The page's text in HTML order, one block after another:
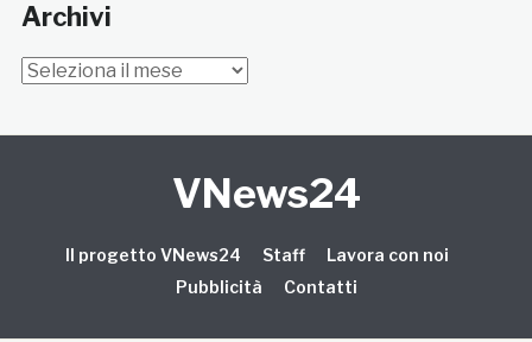
Archivi
Archivi
VNews24
Il progetto VNews24 Staff
Lavora con noi
Pubblicità
Contatti